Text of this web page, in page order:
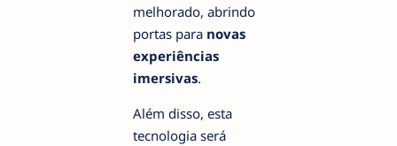
melhorado, abrindo
portas para novas
experiências
imersivas.
Além disso, esta
tecnologia será